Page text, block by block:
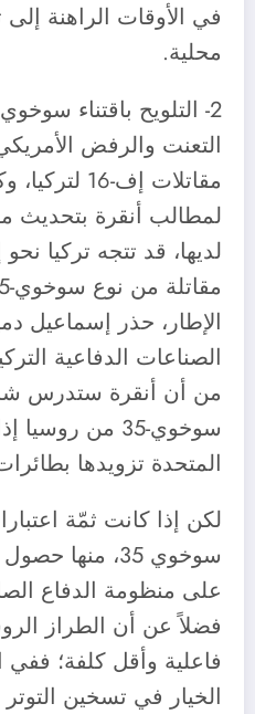
في الأوقات الراهنة
محلية.
2- التلويح باقتناء
التعنت والرفض
مقاتلات إف-
لمطالب أنقرة بتحديث
لديها، قد تتجه تركيا
الإطار، حذر إسماعيل
الصناعات الدفاعية
من أن أنقرة ستدرس
سوخوي-35 من
المتحدة تزويدها بطائرات إف-16
لكن إذا كانت ثمّة
سوخوي 35،
فضلاً عن أن الطراز
فاعلية وأقل كلفة؛
الخيار في تسخين